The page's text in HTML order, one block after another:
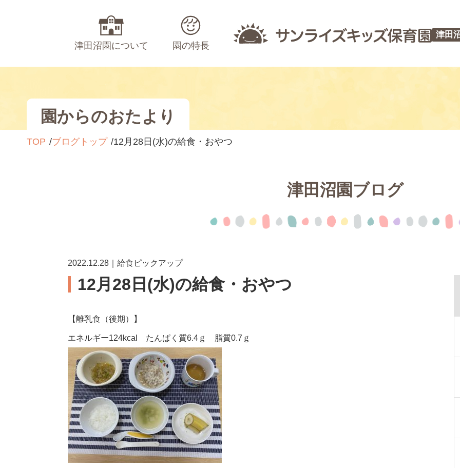
津田沼園について 園の特長
津田
園からのおたより
TOP ブログトップ 12月28日(水)の給食・おやつ
津田沼園ブログ
2022.12.28｜給食ピックアップ
12月28日(水)の給食・おやつ
【離乳食（後期）】
エネルギー124kcal たんぱく質6.4ｇ 脂質0.7ｇ